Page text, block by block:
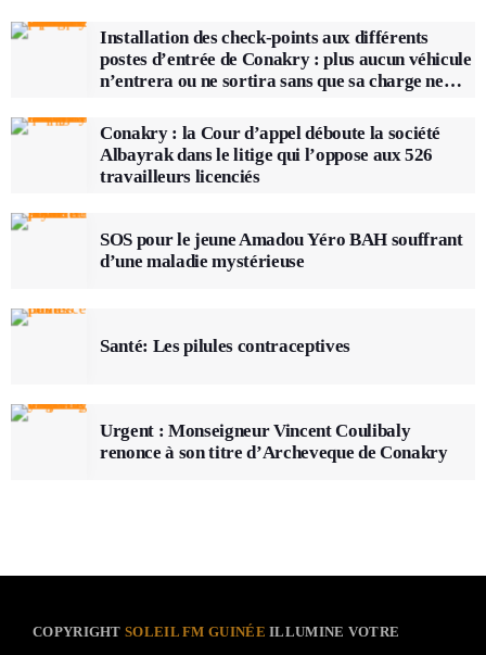
Installation des check-points aux différents
postes d’entrée de Conakry : plus aucun véhicule
n’entrera ou ne sortira sans que sa charge ne
Conakry : la Cour d’appel déboute la société
Albayrak dans le litige qui l’oppose aux 526
travailleurs licenciés
SOS pour le jeune Amadou Yéro BAH souffrant
d’une maladie mystérieuse
Santé: Les pilules contraceptives
Urgent : Monseigneur Vincent Coulibaly
renonce à son titre d’Archeveque de Conakry
COPYRIGHTSOLEIL FM GUINÉE ILLUMINE VOTRE